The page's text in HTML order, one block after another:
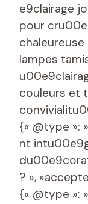
e9clairage
pour
lampes
couleurs et
{« @type »:
nt
? »,
{« @type »: